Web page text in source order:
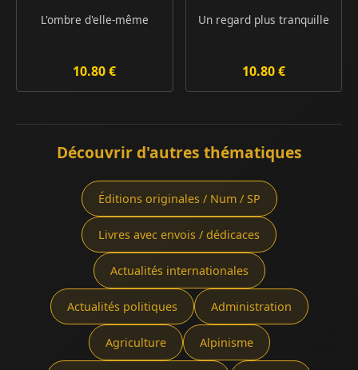
L'ombre d'elle-même
10.80 €
Un regard plus tranquille
10.80 €
Découvrir d'autres thématiques
Éditions originales / Num / SP
Livres avec envois / dédicaces
Actualités internationales
Actualités politiques Administration
Agriculture Alpinisme